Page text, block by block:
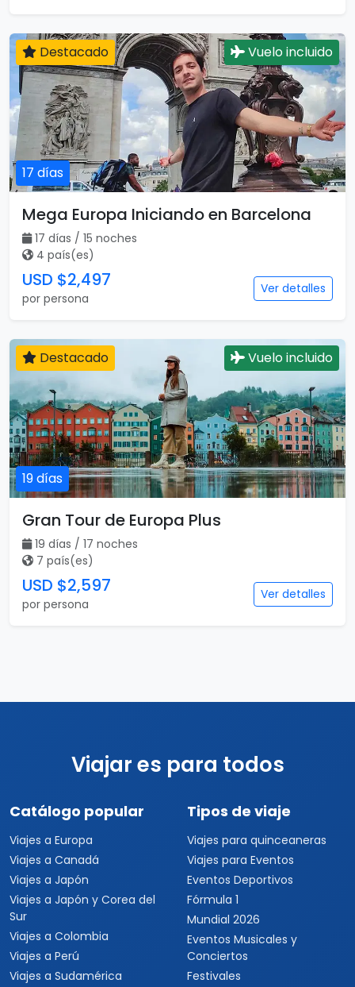
17 días
Destacado Vuelo incluido
Mega Europa Iniciando en Barcelona
17 días / 15 noches
4 país(es)
USD $2,497
por persona
Ver detalles
19 días
Destacado Vuelo incluido
Gran Tour de Europa Plus
19 días / 17 noches
7 país(es)
USD $2,597
por persona
Ver detalles
Viajar es para todos
Catálogo popular
Viajes a Europa
Viajes a Canadá
Viajes a Japón
Viajes a Japón y Corea del
Sur
Viajes a Colombia
Viajes a Perú
Viajes a Sudamérica
Tipos de viaje
Viajes para quinceaneras
Viajes para Eventos
Eventos Deportivos
Fórmula 1
Mundial 2026
Eventos Musicales y
Conciertos
Festivales